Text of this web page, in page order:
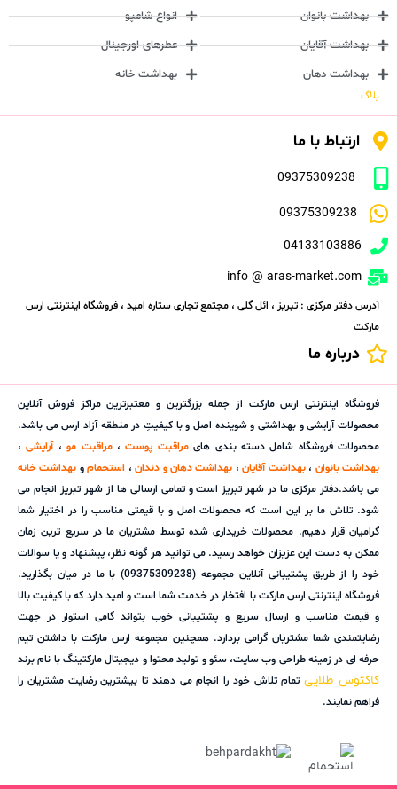
بهداشت بانوان
بهداشت آقایان
بهداشت دهان
انواع شامپو
عطرهای اورجینال
بهداشت خانه
بلاگ
ارتباط با ما
09375309238
09375309238
04133103886
info @ aras-market.com
آدرس دفتر مرکزی : تبریز ، ائل گلی ، مجتمع تجاری ستاره امید ، فروشگاه اینترنتی ارس
مارکت
درباره ما
فروشگاه اینترنتی ارس مارکت از جمله بزرگترین و معتبرترین مراکز فروش آنلاین
محصولات آرایشی و بهداشتی و شوینده اصل و با کیفیتِ در منطقه آزاد ارس می باشد.
محصولات فروشگاه شامل دسته بندی هایمراقبت پوست،مراقبت مو،آرایشی،
بهداشت بانوان ،بهداشت آقایان، بهداشت دهان و دندان، استحمامو بهداشت خانه
می باشد.دفتر مرکزی ما در شهر تبریز است و تمامی ارسالی ها از شهر تبریز انجام می
شود. تلاش ما بر این است که محصولات اصل و با قیمتی مناسب را در اختیار شما
گرامیان قرار دهیم. محصولات خریداری شده توسط مشتریان ما در سریع ترین زمان
ممکن به دست این عزیزان خواهد رسید. می توانید هر گونه نظر، پیشنهاد و یا سوالات
خود را از طریق پشتیبانی آنلاین مجموعه (09375309238) با ما در میان بگذارید.
فروشگاه اینترنتی ارس مارکت با افتخار در خدمت شما است و امید دارد که با کیفیت بالا
و قیمت مناسب و ارسال سریع و پشتیبانی خوب بتواند گامی استوار در جهت
رضایتمندی شما مشتریان گرامی بردارد. همچنین مجموعه ارس مارکت با داشتن تیم
حرفه ای در زمینه طراحی وب سایت، سئو و تولید محتوا و دیجیتال مارکتینگ با نام برند
کاکتوس طلاییتمام تلاش خود را انجام می دهند تا بیشترین رضایت مشتریان را
فراهم نمایند.